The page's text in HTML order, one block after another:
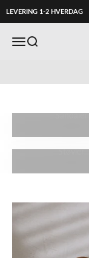
LEVERING 1-2 HVERDAG
Menu
Søg
Sandaler
Støvler